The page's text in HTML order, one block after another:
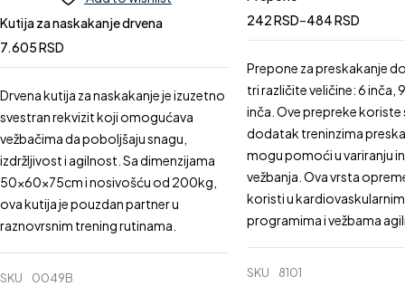
Kutija za naskakanje drvena
7.605RSD
Drvena kutija za naskakanje je izuzetno
svestran rekvizit koji omogućava
vežbačima da poboljšaju snagu,
izdržljivost i agilnost. Sa dimenzijama
50x60x75cm i nosivošću od 200kg,
ova kutija je pouzdan partner u
raznovrsnim trening rutinama.
SKU 0049B
242RSD–484RSD
Prepone za preskakanje
tri različite veličine: 6 inča,
inča. Ove prepreke koriste
dodatak treninzima
mogu pomoći u variranju
vežbanja. Ova vrsta
koristi u
programima i vežbama
SKU 8101